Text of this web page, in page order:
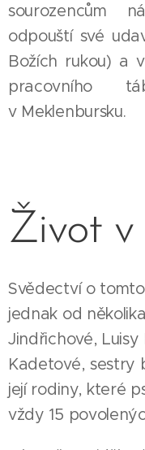
sourozencům
odpouští své
Božích rukou) a
pracovního
v Meklenbursku.
Život v
Svědectví o
jednak od
Jindřichové,
Kadetové, sestry
její rodiny, které
vždy 15